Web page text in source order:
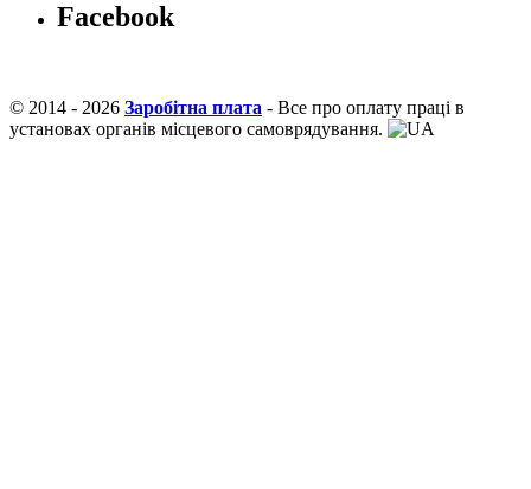
Facebook
© 2014 - 2026 Заробітна плата - Все про оплату праці в
установах органів місцевого самоврядування.